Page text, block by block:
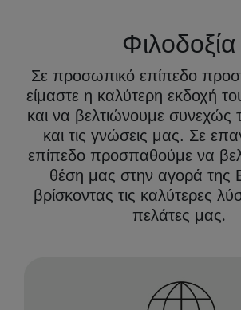
Φιλοδοξία
Σε προσωπικό επίπεδο
είμαστε η καλύτερη εκδοχή
και να βελτιώνουμε συνεχώς
και τις γνώσεις μας. Σε
επίπεδο προσπαθούμε να
θέση μας στην αγορά της
βρίσκοντας τις καλύτερες
πελάτες μας.